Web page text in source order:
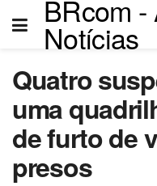
panel
panel
paketleri
BRcom -
Notícias
Quatro
uma
de furto de
presos